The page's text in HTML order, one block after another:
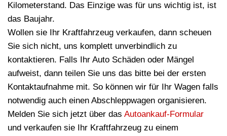
Kilometerstand. Das Einzige was für uns wichtig ist, ist
das Baujahr.
Wollen sie Ihr Kraftfahrzeug verkaufen, dann scheuen
Sie sich nicht, uns komplett unverbindlich zu
kontaktieren. Falls Ihr Auto Schäden oder Mängel
aufweist, dann teilen Sie uns das bitte bei der ersten
Kontaktaufnahme mit. So können wir für Ihr Wagen falls
notwendig auch einen Abschleppwagen organisieren.
Melden Sie sich jetzt über das Autoankauf-Formular
und verkaufen sie Ihr Kraftfahrzeug zu einem